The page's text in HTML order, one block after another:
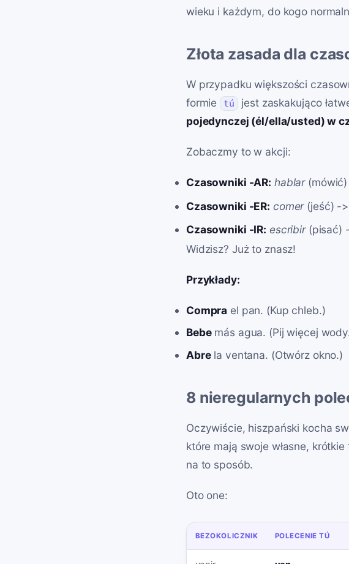
wieku i każdym, do kogo
Złota zasada dla
W przypadku większości
formie tú jest zaskakująco
pojedynczej (él/ella/usted) w
Zobaczmy to w akcji:
Czasowniki -AR: hablar(mówić)
Czasowniki -ER: comer(jeść) ->
Czasowniki -IR: escribir(pisać)
Widzisz? Już to znasz!
Przykłady:
Compra el pan. (Kup chleb.)
Bebemás agua. (Pij więcej
Abrela ventana. (Otwórz okno.)
8 nieregularnych
Oczywiście, hiszpański kocha
które mają swoje własne,
na to sposób.
Oto one:
BEZOKOLICZNIK POLECENIE TÚ